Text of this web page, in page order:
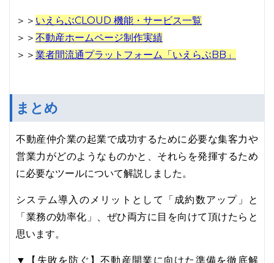
＞＞ いえらぶCLOUD 機能・サービス一覧
＞＞ 不動産ホームページ制作実績
＞＞ 業者間流通プラットフォーム「いえらぶBB」
まとめ
不動産仲介業の起業で成功するために必要な集客力や
営業力がどのようなものかと、それらを発揮するため
に必要なツールについて解説しました。
システム導入のメリットとして「成約数アップ」と
「業務の効率化」、ぜひ両方に目を向けて頂けたらと
思います。
▼【失敗を防ぐ】不動産開業に向けた準備を徹底解